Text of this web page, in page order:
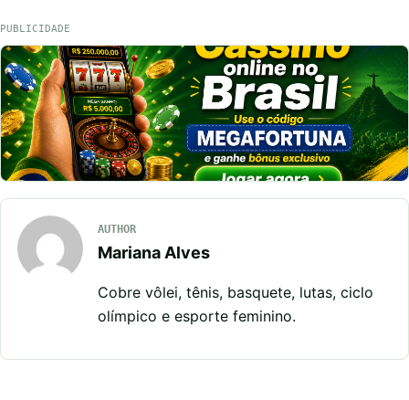
PUBLICIDADE
AUTHOR
Mariana Alves
Cobre vôlei, tênis, basquete, lutas, ciclo
olímpico e esporte feminino.